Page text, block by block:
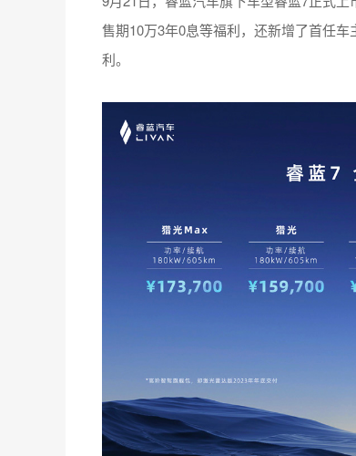
售期10万3年0息等福利，还新增了首任
利。